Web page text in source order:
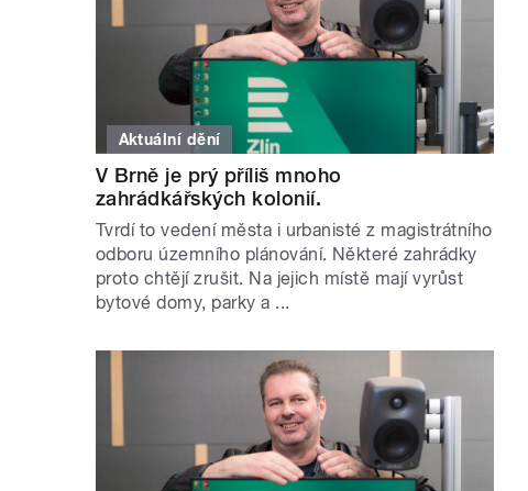
Aktuální dění
V Brně je prý příliš mnoho
zahrádkářských kolonií.
Tvrdí to vedení města i urbanisté z magistrátního
odboru územního plánování. Některé zahrádky
proto chtějí zrušit. Na jejich místě mají vyrůst
bytové domy, parky a ...